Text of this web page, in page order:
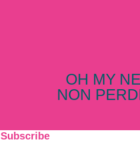
OH MY
NON
Subscribe